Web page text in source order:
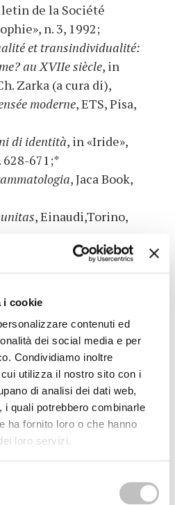
i cookie
contenuti ed
dei social media e per
Condividiamo inoltre
utilizza il nostro sito con i
di analisi dei dati web,
i quali potrebbero combinarle
ha fornito loro o che hanno
loro servizi.
de la Société
n. 3, 1992;
et transindividualité:
au XVIIe siècle, in
Zarka (a cura di),
moderne, ETS, Pisa,
di identità, in «Iride»,
628-671;*
, Jaca Book,
, Einaudi,Torino,
et politique.
de Rousseau,Vrin,
métaphysiques de
, Vrin, Paris, 1984;*
des femmes (Kant et
1982;
sul governo , Utet,
L’invention de
traduit et commenté
, Utet,